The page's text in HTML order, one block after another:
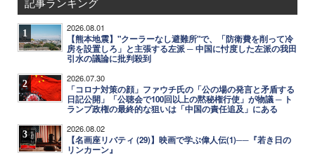
1 2026.08.01
【熊本地震】"クーラーなし避難所"で、「防衛費を削って冷
房を設置しろ」と主張する左派 ─ 中国に忖度した左派の我田
引水の議論に批判殺到
2 2026.07.30
「コロナ対策の顔」ファウチ氏の「公の場の発言と矛盾する
日記公開」「公聴会で100回以上の黙秘権行使」が物議 ─ ト
ランプ政権の最終的な狙いは「中国の責任追及」にある
3 2026.08.02
【名画座リバティ (29)】映画で学ぶ偉人伝(1)──『若き日の
リンカーン』